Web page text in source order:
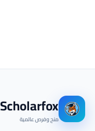
Scholarfox
منح وفرص عالمية